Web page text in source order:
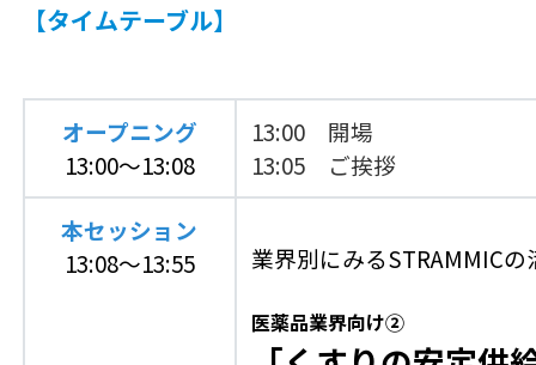
【タイムテーブル】
オープニング
13:00～13:08
13:00 開場
13:05 ご挨拶
本セッション
13:08～13:55
業界別にみるSTRAMMICの
医薬品業界向け②